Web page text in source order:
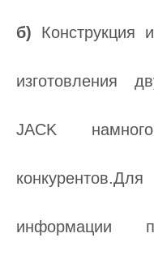
б) Конструкция
изготовления
JACK
информации